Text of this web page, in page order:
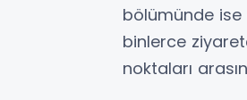
bölümünde ise
binlerce
noktaları